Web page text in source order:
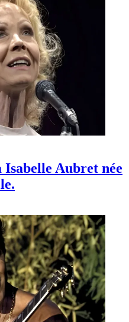
Aubret née